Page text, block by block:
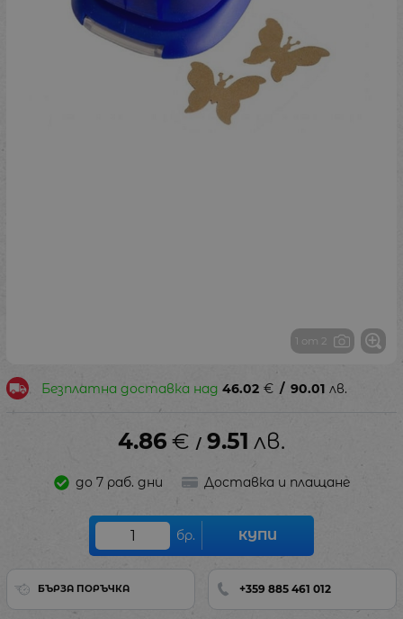
1 от 2
Безплатна доставка над 46.02 € / 90.01 лв.
4.86 € / 9.51 лв.
до 7 раб. дни Доставка и плащане
бр. КУПИ
БЪРЗА ПОРЪЧКА +359 885 461 012